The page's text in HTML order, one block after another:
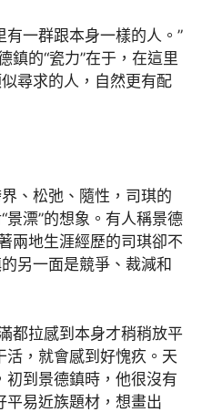
有一群跟本身一樣的人。”
鎮的“瓷力”在于，在這里
尋求的人，自然更有配
、松弛、隨性，司琪的
景漂”的想象。有人稱景德
兩地生涯經歷的司琪卻不
另一面是競爭、裁減和
都拉感到本身才稍稍放平
活，就會感到好愧疚。天
初到景德鎮時，他很沒有
平易近族題材，想畫出